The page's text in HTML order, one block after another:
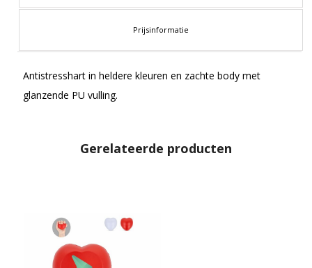
Prijsinformatie
Antistresshart in heldere kleuren en zachte body met
glanzende PU vulling.
Gerelateerde producten